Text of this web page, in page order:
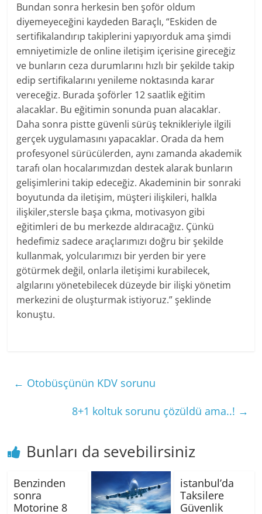
Bundan sonra herkesin ben şoför oldum
diyemeyeceğini kaydeden Baraçlı, “Eskiden de
sertifikalandırıp takiplerini yapıyorduk ama şimdi
emniyetimizle de online iletişim içerisine gireceğiz
ve bunların ceza durumlarını hızlı bir şekilde takip
edip sertifikalarını yenileme noktasında karar
vereceğiz. Burada şoförler 12 saatlik eğitim
alacaklar. Bu eğitimin sonunda puan alacaklar.
Daha sonra pistte güvenli sürüş teknikleriyle ilgili
gerçek uygulamasını yapacaklar. Orada da hem
profesyonel sürücülerden, aynı zamanda akademik
tarafı olan hocalarımızdan destek alarak bunların
gelişimlerini takip edeceğiz. Akademinin bir sonraki
boyutunda da iletişim, müşteri ilişkileri, halkla
ilişkiler,stersle başa çıkma, motivasyon gibi
eğitimleri de bu merkezde aldıracağız. Çünkü
hedefimiz sadece araçlarımızı doğru bir şekilde
kullanmak, yolcularımızı bir yerden bir yere
götürmek değil, onlarla iletişimi kurabilecek,
algılarını yönetebilecek düzeyde bir ilişki yönetim
merkezini de oluşturmak istiyoruz.” şeklinde
konuştu.
← Otobüsçünün KDV sorunu
8+1 koltuk sorunu çözüldü ama..! →
Bunları da sevebilirsiniz
Benzinden
sonra
Motorine 8
istanbul’da
Taksilere
Güvenlik